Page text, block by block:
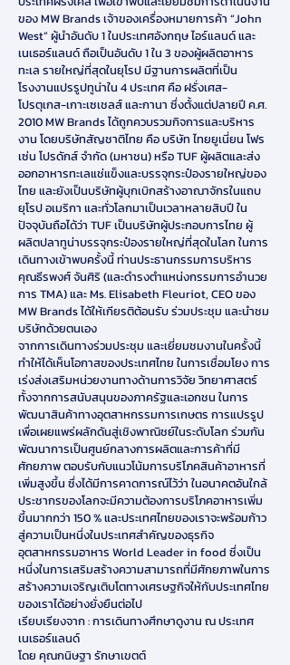
ของ MW Brands เจ้าของเครื่องหมายการค้า “John
West” ผู้นำอันดับ 1 ในประเทศอังกฤษ ไอร์แลนด์ และ
เนเธอร์แลนด์ ถือเป็นอันดับ 1 ใน 3 ของผู้ผลิตอาหาร
ทะเล รายใหญ่ที่สุดในยุโรป มีฐานการผลิตที่เป็น
โรงงานแปรรูปทูน่าใน 4 ประเทศ คือ ฝรั่งเศส-
โปรตุเกส-เกาะเซเชลส์ และกานา ซึ่งตั้งแต่ปลายปี ค.ศ.
2010 MW Brands ได้ถูกควบรวมกิจการและบริหาร
งาน โดยบริษัทสัญชาติไทย คือ บริษัท ไทยยูเนี่ยน โฟร
เซ่น โปรดักส์ จำกัด (มหาชน) หรือ TUF ผู้ผลิตและส่ง
ออกอาหารทะเลแช่แข็งและบรรจุกระป๋องรายใหญ่ของ
ไทย และยังเป็นบริษัทผู้บุกเบิกสร้างอาณาจักรในแถบ
ยุโรป อเมริกา และทั่วโลกมาเป็นเวลาหลายสิบปี ใน
ปัจจุบันถือได้ว่า TUF เป็นบริษัทผู้ประกอบการไทย ผู้
ผลิตปลาทูน่าบรรจุกระป๋องรายใหญ่ที่สุดในโลก ในการ
เดินทางเข้าพบครั้งนี้ ท่านประธานกรรมการบริหาร
คุณธีรพงศ์ จันศิริ (และดำรงตำแหน่งกรรมการอำนวย
การ TMA) และ Ms. Elisabeth Fleuriot, CEO ของ
MW Brands ได้ให้เกียรติต้อนรับ ร่วมประชุม และนำชม
บริษัทด้วยตนเอง
จากการเดินทางร่วมประชุม และเยี่ยมชมงานในครั้งนี้
ทำให้ได้เห็นโอกาสของประเทศไทย ในการเชื่อมโยง การ
เร่งส่งเสริมหน่วยงานทางด้านการวิจัย วิทยาศาสตร์
ทั้งจากการสนับสนุนของภาครัฐและเอกชน ในการ
พัฒนาสินค้าทางอุตสาหกรรมการเกษตร การแปรรูป
เพื่อเผยแพร่ผลักดันสู่เชิงพาณิชย์ในระดับโลก ร่วมกัน
พัฒนาการเป็นศูนย์กลางการผลิตและการค้าที่มี
ศักยภาพ ตอบรับกับแนวโน้มการบริโภคสินค้าอาหารที่
เพิ่มสูงขึ้น ซึ่งได้มีการคาดการณ์ไว้ว่า ในอนาคตอันใกล้
ประชากรของโลกจะมีความต้องการบริโภคอาหารเพิ่ม
ขึ้นมากกว่า 150 % และประเทศไทยของเราจะพร้อมก้าว
สู่ความเป็นหนึ่งในประเทศสำคัญของธุรกิจ
อุตสาหกรรมอาหาร World Leader in food ซึ่งเป็น
หนึ่งในการเสริมสร้างความสามารถที่มีศักยภาพในการ
สร้างความเจริญเติบโตทางเศรษฐกิจให้กับประเทศไทย
ของเราได้อย่างยั่งยืนต่อไป
เรียบเรียงจาก : การเดินทางศึกษาดูงาน ณ ประเทศ
เนเธอร์แลนด์
โดย คุณกนิษฐา รักษาเขตต์